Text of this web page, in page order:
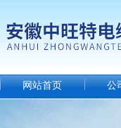
网站首页 公